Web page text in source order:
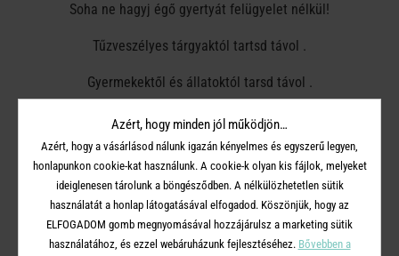
Soha ne hagyj égő gyertyát felügyelet nélkül!
Tűzveszélyes tárgyaktól tartsd távol .
Gyermekektől és állatoktól tarsd távol .
Mindig hőálló gyertyatartót használj!
A gyertyák legalább 7 cm-re legyenek egymástól.
Ne gyújtsd meg huzatban.
Ne tedd közvetlenül hőforrás közelébe.
Azért, hogy minden jól működjön…
Azért, hogy a vásárlásod nálunk igazán kényelmes és egyszerű legyen,
honlapunkon cookie-kat használunk. A cookie-k olyan kis fájlok, melyeket
ideiglenesen tárolunk a böngésződben. A nélkülözhetetlen sütik
használatát a honlap látogatásával elfogadod. Köszönjük, hogy az
ELFOGADOM gomb megnyomásával hozzájárulsz a marketing sütik
használatához, és ezzel webáruházunk fejlesztéséhez. Bővebben a